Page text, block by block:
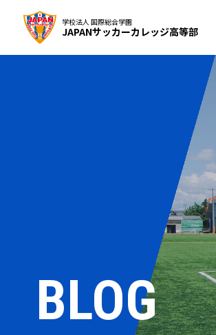
学校法人 国際総合学園
JAPANサッカーカレッジ高等部
BLOG